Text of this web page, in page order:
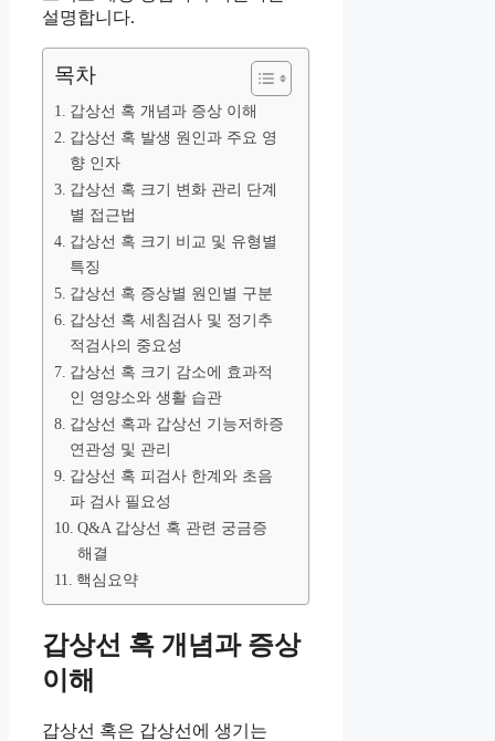
설명합니다.
목차
갑상선 혹 개념과 증상 이해
갑상선 혹 발생 원인과 주요 영
향 인자
갑상선 혹 크기 변화 관리 단계
별 접근법
갑상선 혹 크기 비교 및 유형별
특징
갑상선 혹 증상별 원인별 구분
갑상선 혹 세침검사 및 정기추
적검사의 중요성
갑상선 혹 크기 감소에 효과적
인 영양소와 생활 습관
갑상선 혹과 갑상선 기능저하증
연관성 및 관리
갑상선 혹 피검사 한계와 초음
파 검사 필요성
Q&A 갑상선 혹 관련 궁금증
해결
핵심요약
갑상선 혹 개념과 증상
이해
갑상선 혹은 갑상선에 생기는